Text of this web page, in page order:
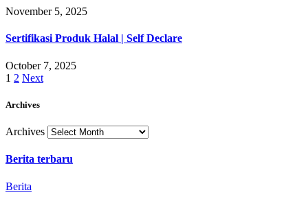
November 5, 2025
Sertifikasi Produk Halal | Self Declare
October 7, 2025
1 2 Next
Archives
Archives
Berita terbaru
Berita